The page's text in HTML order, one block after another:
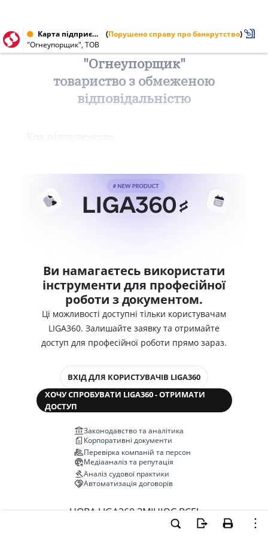
Карта підприємства від 06.10.2000 № 13519198 (Порушено справу про банкрутство)
"Огнеупорщик", ТОВ
"Огнеупорщик"
товариство з обмеженою
відповідальністю
Ви намагаєтесь використати
інструменти для професійної
роботи з документом.
Ці можливості доступні тільки користувачам
LIGA360. Залишайте заявку та отримайте
доступ для професійної роботи прямо зараз.
ВХІД ДЛЯ КОРИСТУВАЧІВ LIGA360
ХОЧУ СПРОБУВАТИ LIGA360 - ОТРИМАТИ
ДОСТУП
Законодавство та аналітика
Корпоративні документи
Перевірка компаній та персон
Медіааналіз та репутація
Аналіз судової практики
Автоматизація договорів
НОВА LIGA360 ЗМІНЮЄ ВСЕ!